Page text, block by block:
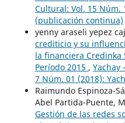
Cultural: Vol. 15 Núm.
(publicación continua)
yenny araseli yepez
crediticio y su
la financiera Credinka
Período 2015 , Yachay
7 Núm. 01 (2018):
Raimundo Espinoza-
Abel Partida-Puente,
Gestión de las redes